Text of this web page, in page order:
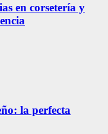
en corsetería y
la perfecta